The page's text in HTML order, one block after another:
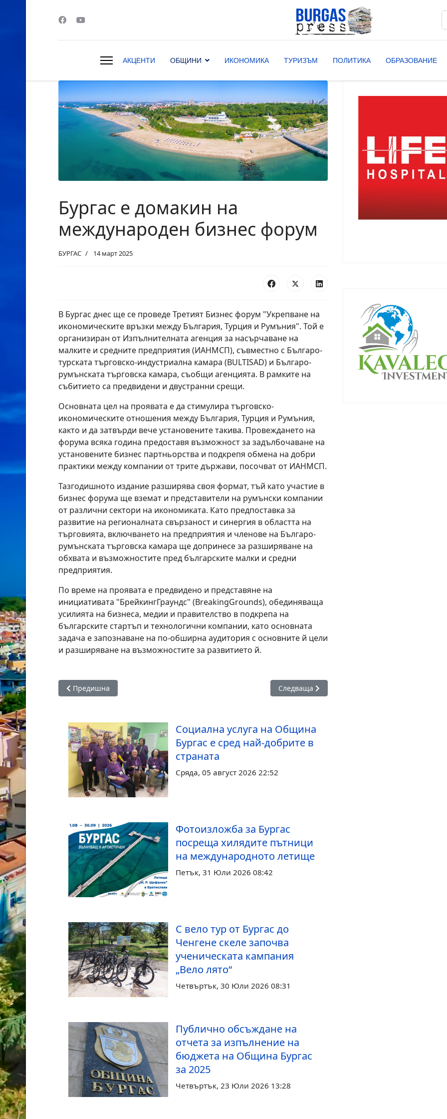
АКЦЕНТИ ОБЩИНИ ИКОНОМИКА ТУРИЗЪМ ПОЛИТИКА ОБРАЗОВАНИЕ
Бургас е домакин на
международен бизнес форум
БУРГАС 14 март 2025
В Бургас днес ще се проведе Третият Бизнес форум "Укрепване на
икономическите връзки между България, Турция и Румъния". Той е
организиран от Изпълнителната агенция за насърчаване на
малките и средните предприятия (ИАНМСП), съвместно с Българо-
турската търговско-индустриална камара (BULTISAD) и Българо-
румънската търговска камара, съобщи агенцията. В рамките на
събитието са предвидени и двустранни срещи.
Основната цел на проявата е да стимулира търговско-
икономическите отношения между България, Турция и Румъния,
както и да затвърди вече установените такива. Провеждането на
форума всяка година предоставя възможност за задълбочаване на
установените бизнес партньорства и подкрепя обмена на добри
практики между компании от трите държави, посочват от ИАНМСП.
Тазгодишното издание разширява своя формат, тъй като участие в
бизнес форума ще вземат и представители на румънски компании
от различни сектори на икономиката. Като предпоставка за
развитие на регионалната свързаност и синергия в областта на
търговията, включването на предприятия и членове на Българо-
румънската търговска камара ще допринесе за разширяване на
обхвата и възможностите пред българските малки и средни
предприятия.
По време на проявата е предвидено и представяне на
инициативата "БрейкингГраундс" (BreakingGrounds), обединяваща
усилията на бизнеса, медии и правителство в подкрепа на
българските стартъп и технологични компании, като основната
задача е запознаване на по-обширна аудитория с основните й цели
и разширяване на възможностите за развитието й.
Предишна статия: Черноморски кметове: Черно море е уникално и се нуждае от специфични политики
Предишна Следваща статия: Пролетта идва в Ченгене
Следваща
Социална услуга на Община
Бургас е сред най-добрите в
страната
Сряда, 05 август 2026 22:52
Фотоизложба за Бургас
посреща хилядите пътници
на международното летище
Петък, 31 Юли 2026 08:42
С вело тур от Бургас до
Ченгене скеле започва
ученическата кампания
„Вело лято“
Четвъртък, 30 Юли 2026 08:31
Публично обсъждане на
отчета за изпълнение на
бюджета на Община Бургас
за 2025
Четвъртък, 23 Юли 2026 13:28